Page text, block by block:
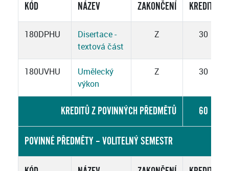
KÓD NÁZEV ZAKONČENÍ KREDITY
180DPHU
Disertace -
textová část
Z 30
180UVHU
Umělecký
výkon
Z 30
KREDITŮ Z POVINNÝCH PŘEDMĚTŮ 60
POVINNÉ PŘEDMĚTY – VOLITELNÝ SEMESTR